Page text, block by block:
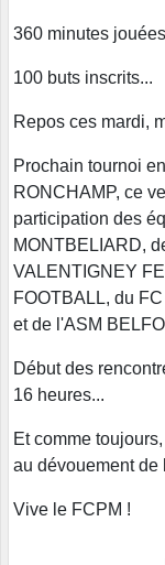
360 minutes
100 buts inscrits...
Repos ces mardi,
Prochain tournoi
RONCHAMP, ce
participation des
MONTBELIARD,
VALENTIGNEY
FOOTBALL, du
et de l'ASM
Début des
16 heures...
Et comme
au dévouement de
Vive le FCPM !